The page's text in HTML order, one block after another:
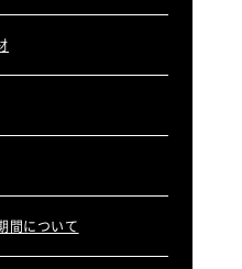
について